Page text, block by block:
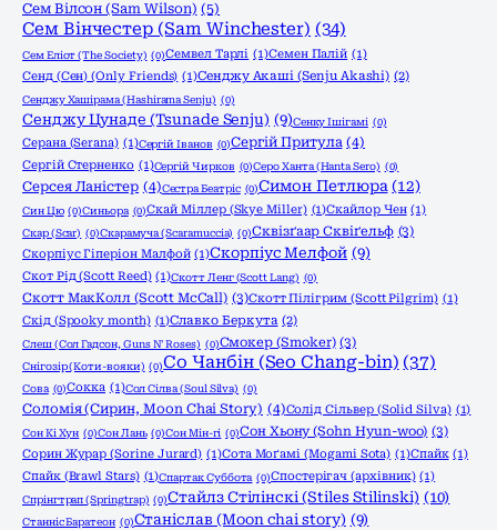
Сем Вілсон (Sam Wilson) (5)
Сем Вінчестер (Sam Winchester) (34)
Сем Еліот (The Society) (0)Семвел Тарлі (1)Семен Палій (1)
Сенд (Сен) (Only Friends) (1)Сенджу Акаші (Senju Akashi) (2)
Сенджу Хашірама (Hashirama Senju) (0)
Сенджу Цунаде (Tsunade Senju) (9)Сенку Ішігамі (0)
Серана (Serana) (1)Сергій Іванов (0)Сергій Притула (4)
Сергій Стерненко (1)Сергій Чирков (0)Серо Ханта (Hanta Sero) (0)
Серсея Ланістер (4)Сестра Беатріс (0)Симон Петлюра (12)
Син Цю (0)Синьора (0)Скай Міллер (Skye Miller) (1)Скайлор Чен (1)
Скар (Scar) (0)Скарамуча (Scaramuccia) (0)Сквізґаар Сквіґельф (3)
Скорпіус Гіперіон Малфой (1)Скорпіус Мелфой (9)
Скот Рід (Scott Reed) (1)Скотт Ленг (Scott Lang) (0)
Скотт МакКолл (Scott McCall) (3)Скотт Пілігрим (Scott Pilgrim) (1)
Скід (Spooky month) (1)Славко Беркута (2)
Слеш (Сол Гадсон, Guns N' Roses) (0)Смокер (Smoker) (3)
Снігозір (Коти-вояки) (0)Со Чанбін (Seo Chang-bin) (37)
Сова (0)Сокка (1)Сол Сілва (Soul Silva) (0)
Соломія (Сирин, Moon Chai Story) (4)Солід Сільвер (Solid Silva) (1)
Сон Кі Хун (0)Сон Лань (0)Сон Мін-гі (0)Сон Хьону (Sohn Hyun-woo) (3)
Сорин Журар (Sorine Jurard) (1)Сота Моґамі (Mogami Sota) (1)Спайк (1)
Спайк (Brawl Stars) (1)Спартак Суббота (0)Спостерігач (архівник) (1)
Спрінгтрап (Springtrap) (0)Стайлз Стілінскі (Stiles Stilinski) (10)
Станніс Баратеон (0)Станіслав (Moon chai story) (9)